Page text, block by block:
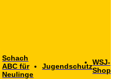
Schach
ABC für
Neulinge
JugendschutzWSJ-
Shop